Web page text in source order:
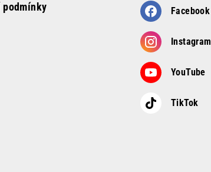
podmínky Facebook
Instagram
YouTube
TikTok